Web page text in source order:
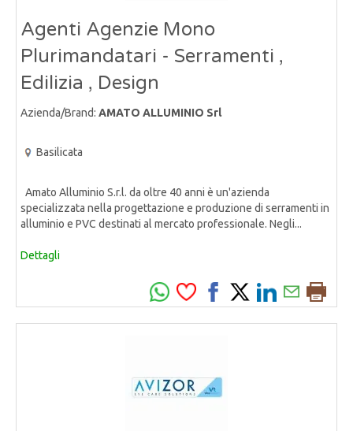
Agenti Agenzie Mono
Plurimandatari - Serramenti ,
Edilizia , Design
Azienda/Brand: AMATO ALLUMINIO Srl
Basilicata
Amato Alluminio S.r.l. da oltre 40 anni è un'azienda
specializzata nella progettazione e produzione di serramenti in
alluminio e PVC destinati al mercato professionale. Negli...
Dettagli